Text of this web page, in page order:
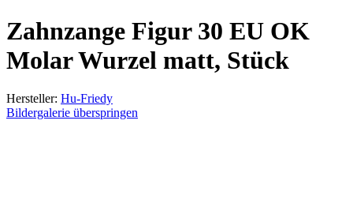
Zahnzange Figur 30 EU OK
Molar Wurzel matt, Stück
Hersteller: Hu-Friedy
Bildergalerie überspringen